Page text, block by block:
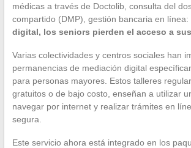
médicas a través de Doctolib, consulta del
compartido (DMP), gestión bancaria en línea:
digital, los seniors pierden el acceso a
Varias colectividades y centros sociales han
permanencias de mediación digital
para personas mayores. Estos talleres
gratuitos o de bajo costo, enseñan a utilizar
navegar por internet y realizar trámites en
segura.
Este servicio ahora está integrado en los